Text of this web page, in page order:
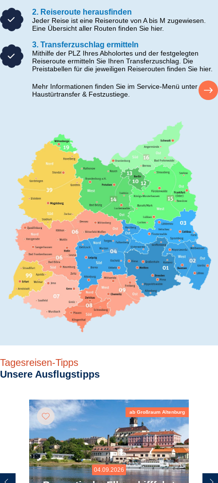
2. Reiseroute herausfinden
Jeder Reise ist eine Reiseroute von A bis M zugewiesen.
Eine Übersicht aller Routen finden Sie hier.
3. Transferzuschlag ermitteln
Mithilfe der PLZ Ihres Abholortes und der festgelegten
Reiseroute ermitteln Sie Ihren Transferzuschlag. Die
Preistabellen für die jeweiligen Reiserouten finden Sie hier.
Mehr Informationen finden Sie im Service-Menü unter
Haustürtransfer & Festzustiege.
Tagesreisen-Tipps
Unsere Ausflugstipps
ab Großraum Altenburg
04.09.2026